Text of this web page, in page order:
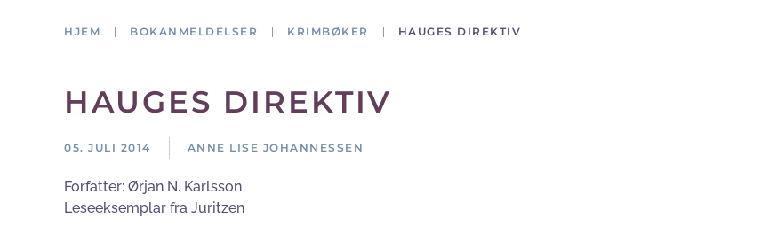
HJEM BOKANMELDELSER KRIMBØKER HAUGES DIREKTIV
HAUGES DIREKTIV
05. JULI 2014 ANNE LISE JOHANNESSEN
Forfatter: Ørjan N. Karlsson
Leseeksemplar fra Juritzen